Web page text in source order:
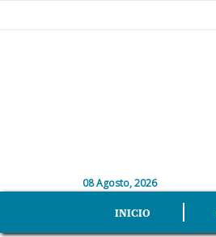
08 Agosto, 2026
INICIO